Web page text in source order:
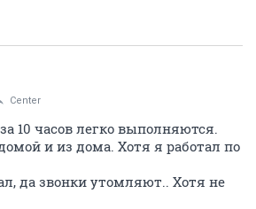
Center
10 часов легко выполняются.
и из дома. Хотя я работал по
да звонки утомляют.. Хотя не